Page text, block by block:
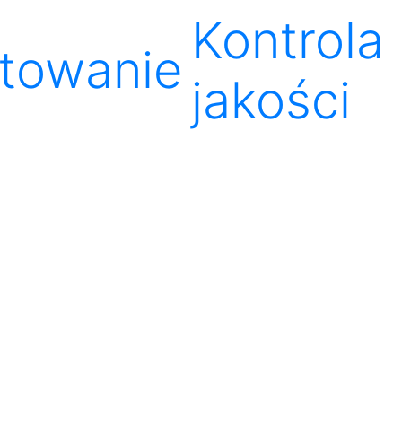
Kontrola
jakości